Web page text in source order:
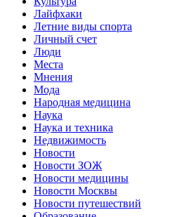
Лайфхаки
Летние виды спорта
Личный счет
Люди
Места
Мнения
Мода
Народная медицина
Наука
Наука и техника
Недвижимость
Новости
Новости ЗОЖ
Новости медицины
Новости Москвы
Новости путешествий